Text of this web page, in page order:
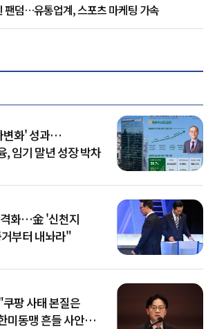
팬덤…유통업계, 스포츠 마케팅 가속
변화' 성과…
, 임기 말년 성장 박차
화…金 '신천지
부터 내놔라"
팡 사태 본질은
동맹 흔들 사안